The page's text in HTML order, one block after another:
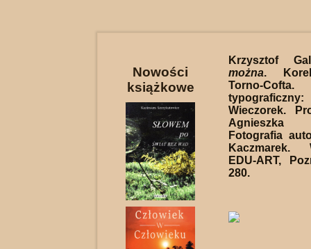
Nowości
książkowe
Krzysztof
można.
Torno-
Wieczorek.
Agnieszka
Fotografia
Kaczmarek.
EDU-ART,
280.